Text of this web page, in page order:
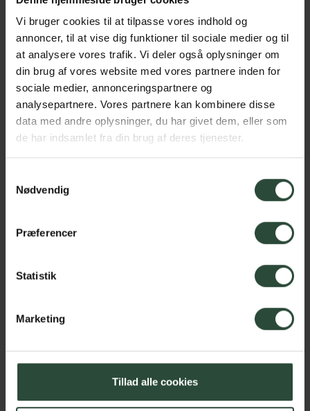
Vi bruger cookies til at tilpasse vores indhold og
annoncer, til at vise dig funktioner til sociale medier og til
at analysere vores trafik. Vi deler også oplysninger om
din brug af vores website med vores partnere inden for
sociale medier, annonceringspartnere og
analysepartnere. Vores partnere kan kombinere disse
data med andre oplysninger, du har givet dem, eller som
de har indsamlet fra din brug af deres tjenester.
Nødvendig
Præferencer
Statistik
Marketing
Tillad alle cookies
<< Gå tilbage